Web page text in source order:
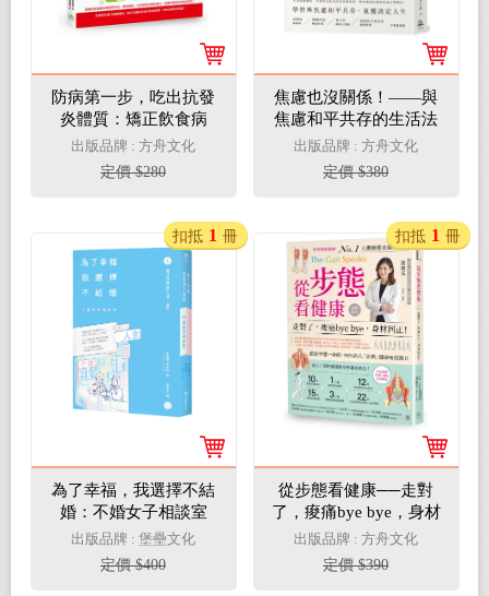
防病第一步，吃出抗發
炎體質：矯正飲食病
根，不讓身體慢性發
炎，就能遠離癌症、阿
茲海默症、憂鬱症、肥
（附防病抗炎飲食小別
冊）
出版品牌 : 方舟文化
定價 $280
焦慮也沒關係！——與
焦慮和平共存的生活法
則
出版品牌 : 方舟文化
定價 $380
為了幸福，我選擇不結
婚：不婚女子相談室
出版品牌 : 堡壘文化
定價 $400
扣抵 1 冊
從步態看健康──走對
了，痠痛bye bye，身材
回正！
出版品牌 : 方舟文化
定價 $390
扣抵 1 冊